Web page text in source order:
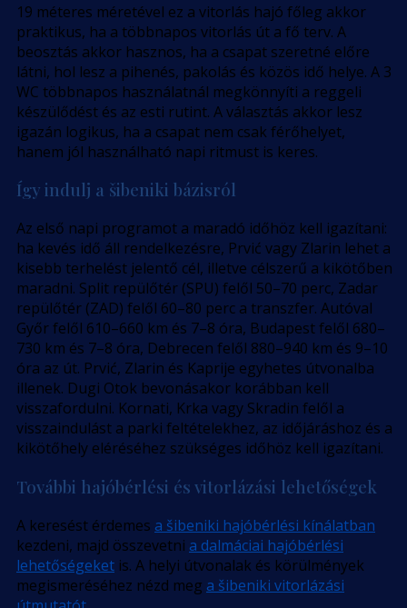
19 méteres méretével ez a vitorlás hajó főleg akkor
praktikus, ha a többnapos vitorlás út a fő terv. A
beosztás akkor hasznos, ha a csapat szeretné előre
látni, hol lesz a pihenés, pakolás és közös idő helye. A 3
WC többnapos használatnál megkönnyíti a reggeli
készülődést és az esti rutint. A választás akkor lesz
igazán logikus, ha a csapat nem csak férőhelyet,
hanem jól használható napi ritmust is keres.
Így indulj a šibeniki bázisról
Az első napi programot a maradó időhöz kell igazítani:
ha kevés idő áll rendelkezésre, Prvić vagy Zlarin lehet a
kisebb terhelést jelentő cél, illetve célszerű a kikötőben
maradni. Split repülőtér (SPU) felől 50–70 perc, Zadar
repülőtér (ZAD) felől 60–80 perc a transzfer. Autóval
Győr felől 610–660 km és 7–8 óra, Budapest felől 680–
730 km és 7–8 óra, Debrecen felől 880–940 km és 9–10
óra az út. Prvić, Zlarin és Kaprije egyhetes útvonalba
illenek. Dugi Otok bevonásakor korábban kell
visszafordulni. Kornati, Krka vagy Skradin felől a
visszaindulást a parki feltételekhez, az időjáráshoz és a
kikötőhely eléréséhez szükséges időhöz kell igazítani.
További hajóbérlési és vitorlázási lehetőségek
A keresést érdemes a šibeniki hajóbérlési kínálatban
kezdeni, majd összevetni a dalmáciai hajóbérlési
lehetőségeket is. A helyi útvonalak és körülmények
megismeréséhez nézd meg a šibeniki vitorlázási